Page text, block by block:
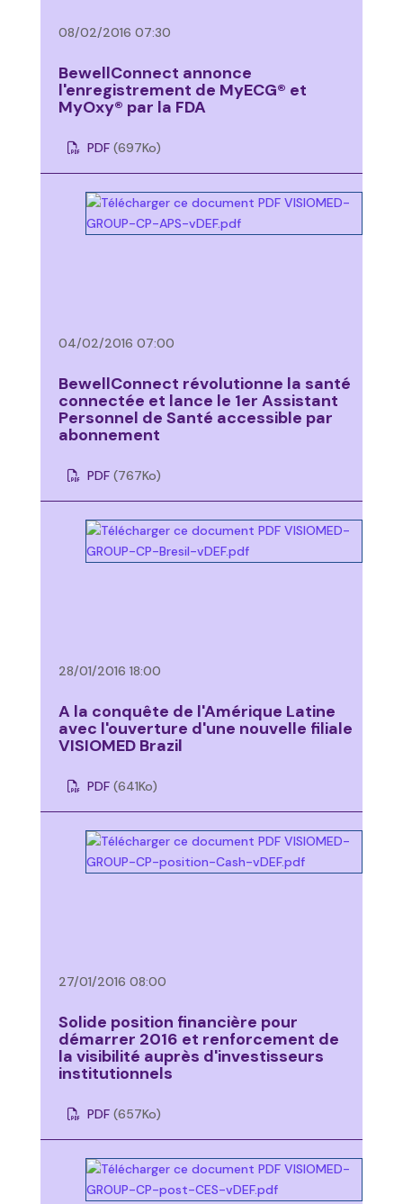
08/02/2016 07:30
BewellConnect annonce
l'enregistrement de MyECG® et
MyOxy® par la FDA
PDF (697Ko)
04/02/2016 07:00
BewellConnect révolutionne la santé
connectée et lance le 1er Assistant
Personnel de Santé accessible par
abonnement
PDF (767Ko)
28/01/2016 18:00
A la conquête de l'Amérique Latine
avec l'ouverture d'une nouvelle filiale
VISIOMED Brazil
PDF (641Ko)
27/01/2016 08:00
Solide position financière pour
démarrer 2016 et renforcement de
la visibilité auprès d'investisseurs
institutionnels
PDF (657Ko)